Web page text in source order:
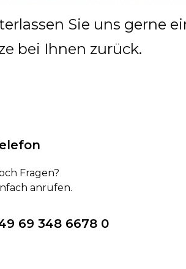
Sie uns gerne
bei Ihnen zurück.
Fragen?
anrufen.
69 348 6678 0